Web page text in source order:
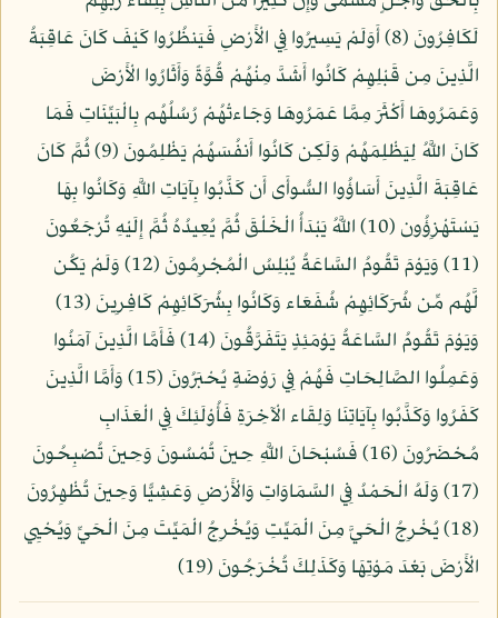
لَكَافِرُونَ (8) أَوَلَمْ يَسِيرُوا فِي الْأَرْضِ فَيَنظُرُوا كَيْفَ كَانَ عَاقِبَةُ
الَّذِينَ مِن قَبْلِهِمْ كَانُوا أَشَدَّ مِنْهُمْ قُوَّةً وَأَثَارُوا الْأَرْضَ
وَعَمَرُوهَا أَكْثَرَ مِمَّا عَمَرُوهَا وَجَاءتْهُمْ رُسُلُهُم بِالْبَيِّنَاتِ فَمَا
كَانَ اللَّهُ لِيَظْلِمَهُمْ وَلَكِن كَانُوا أَنفُسَهُمْ يَظْلِمُونَ (9) ثُمَّ كَانَ
عَاقِبَةَ الَّذِينَ أَسَاؤُوا السُّوأَى أَن كَذَّبُوا بِآيَاتِ اللَّهِ وَكَانُوا بِهَا
يَسْتَهْزِؤُون (10) اللَّهُ يَبْدَأُ الْخَلْقَ ثُمَّ يُعِيدُهُ ثُمَّ إِلَيْهِ تُرْجَعُونَ
(11) وَيَوْمَ تَقُومُ السَّاعَةُ يُبْلِسُ الْمُجْرِمُونَ (12) وَلَمْ يَكُن
لَّهُم مِّن شُرَكَائِهِمْ شُفَعَاء وَكَانُوا بِشُرَكَائِهِمْ كَافِرِينَ (13)
وَيَوْمَ تَقُومُ السَّاعَةُ يَوْمَئِذٍ يَتَفَرَّقُونَ (14) فَأَمَّا الَّذِينَ آمَنُوا
وَعَمِلُوا الصَّالِحَاتِ فَهُمْ فِي رَوْضَةٍ يُحْبَرُونَ (15) وَأَمَّا الَّذِينَ
كَفَرُوا وَكَذَّبُوا بِآيَاتِنَا وَلِقَاء الْآخِرَةِ فَأُوْلَئِكَ فِي الْعَذَابِ
مُحْضَرُونَ (16) فَسُبْحَانَ اللَّهِ حِينَ تُمْسُونَ وَحِينَ تُصْبِحُونَ
(17) وَلَهُ الْحَمْدُ فِي السَّمَاوَاتِ وَالْأَرْضِ وَعَشِيًّا وَحِينَ تُظْهِرُونَ
(18) يُخْرِجُ الْحَيَّ مِنَ الْمَيِّتِ وَيُخْرِجُ الْمَيِّتَ مِنَ الْحَيِّ وَيُحْيِي
الْأَرْضَ بَعْدَ مَوْتِهَا وَكَذَلِكَ تُخْرَجُونَ (19)